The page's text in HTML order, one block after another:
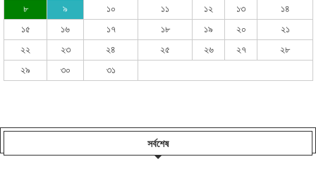
৮
৯ ১০ ১১ ১২ ১৩
১৪
১৫
১৬ ১৭ ১৮ ১৯ ২০
২১
২২
২৩ ২৪ ২৫ ২৬ ২৭
২৮
২৯
৩০ ৩১
সর্বশেষ